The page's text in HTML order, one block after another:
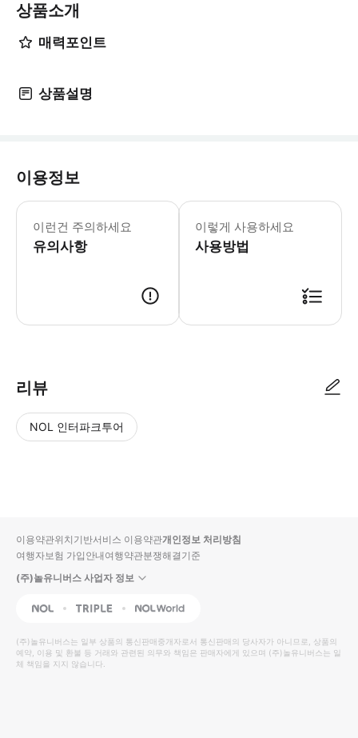
상품소개
매력포인트
상품설명
이용정보
이런건 주의하세요
유의사항
어린이 규정 - 2세 미만 아동은 무료
이렇게 사용하세요
사용방법
리뷰
NOL 인터파크투어
입니
다.
높
은
순
동
영
상
순
상
이용약관위치기반서비스 이용약관개인정보 처리방침
여행자보험 가입안내여행약관분쟁해결기준
(주)놀유니버스 사업자 정보
NOL Triple Interpark Global
(주)놀유니버스는 일부 상품의 통신판매중개자로서 통신판매의 당사자가 아니므로, 상품의
예약, 이용 및 환불 등 거래와 관련된 의무와 책임은 판매자에게 있으며 (주)놀유니버스는 일
체 책임을 지지 않습니다.